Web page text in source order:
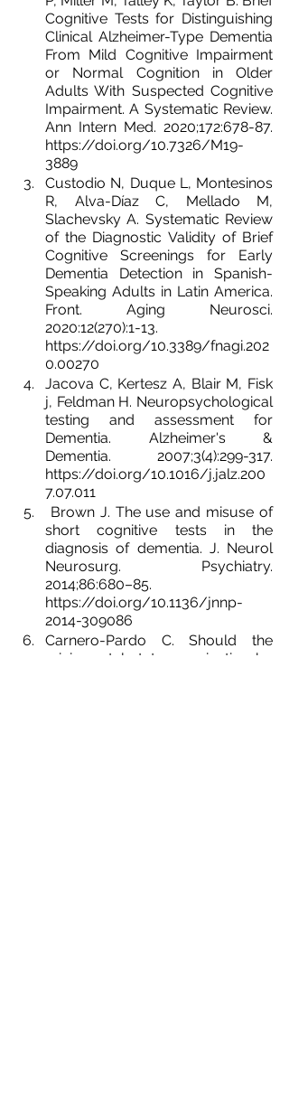
Cognitive Tests for Distinguishing
Clinical Alzheimer-Type Dementia
From Mild Cognitive Impairment
or Normal Cognition in Older
Adults With Suspected Cognitive
Impairment. A Systematic Review.
Ann Intern Med. 2020;172:678-87.
https://doi.org/10.7326/M19-
3889
Custodio N, Duque L, Montesinos
R, Alva-Díaz C, Mellado M,
Slachevsky A. Systematic Review
of the Diagnostic Validity of Brief
Cognitive Screenings for Early
Dementia Detection in Spanish-
Speaking Adults in Latin America.
Front. Aging Neurosci.
2020:12(270):1-13.
https://doi.org/10.3389/fnagi.202
0.00270
Jacova C, Kertesz A, Blair M, Fisk
j, Feldman H. Neuropsychological
testing and assessment for
Dementia. Alzheimer's &
Dementia. 2007;3(4):299-317.
https://doi.org/10.1016/j.jalz.200
7.07.011
short cognitive tests in the
diagnosis of dementia. J. Neurol
Neurosurg. Psychiatry.
2014;86:680–85.
https://doi.org/10.1136/jnnp-
2014-309086
Carnero-Pardo C. Should the
mini-mental state examination be